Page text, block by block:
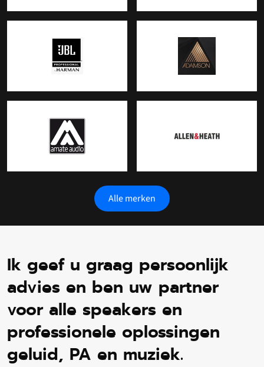
Alle merken
Ik geef u graag persoonlijk
advies en ben uw partner
voor alle speakers en
professionele oplossingen
geluid, PA en muziek.